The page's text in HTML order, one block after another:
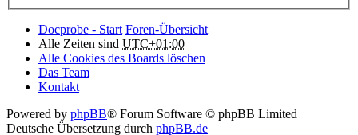
Docprobe - Start Foren-Übersicht
Alle Zeiten sind UTC+01:00
Alle Cookies des Boards löschen
Das Team
Kontakt
Powered by phpBB® Forum Software © phpBB Limited
Deutsche Übersetzung durch phpBB.de